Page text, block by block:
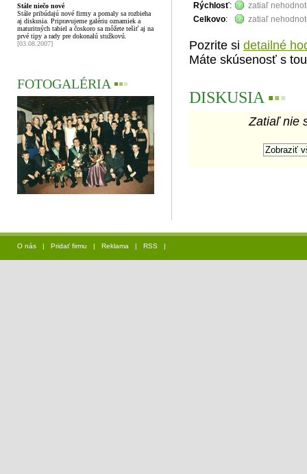
Stále niečo nové
Stále pribúdajú nové firmy a pomaly sa rozbieha
aj diskusia. Pripravujeme galériu oznamiek a
maturitných tabiel a čoskoro sa môžete tešiť aj na
prvé tipy a rady pre dokonalú stužkovú.
[03.08.2007]
FOTOGALÉRIA ▪▪▪
Rýchlosť:
zatiaľ
Celkovo: zatiaľ
Pozrite si detailné
Máte skúsenosť s
DISKUSIA ▪▪▪
Zatiaľ nie
O nás | Pridať firmu | Reklama | RSS |